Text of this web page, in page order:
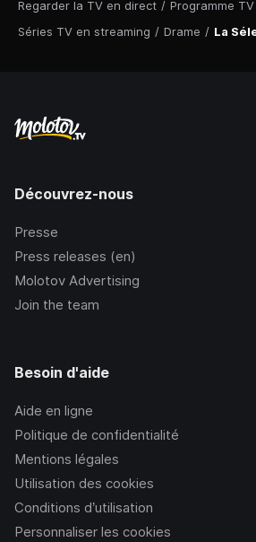
Regarder la TV en direct / Programme TV
Séries TV en streaming / Drame / La
Découvrez-nous
Presse
Press releases (en)
Molotov Advertising
Join the team
Besoin d'aide
Aide en ligne
Politique de confidentialité
Mentions légales
Utilisation des cookies
Conditions d’utilisation
Personnaliser les cookies